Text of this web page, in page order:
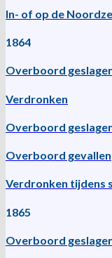
In- of op de
1864
Overboord
Verdronken
Overboord
Overboord gevallen
Verdronken tijdens
1865
Overboord